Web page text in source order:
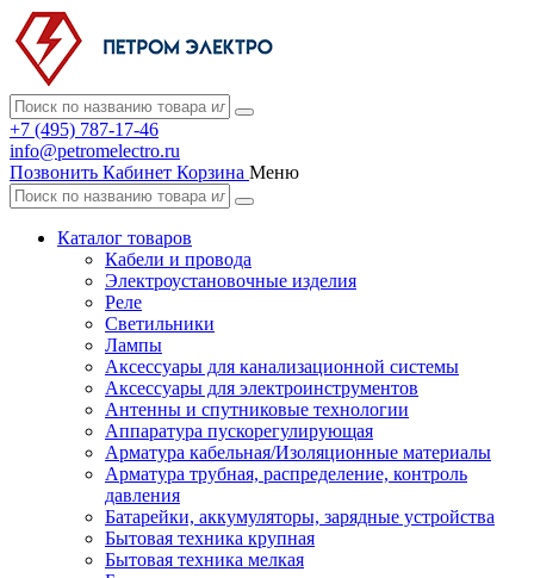
+7 (495) 787-17-46
info@petromelectro.ru
Позвонить Кабинет Корзина Меню
Каталог товаров
Кабели и провода
Электроустановочные изделия
Реле
Светильники
Лампы
Аксессуары для канализационной системы
Аксессуары для электроинструментов
Антенны и спутниковые технологии
Аппаратура пускорегулирующая
Арматура кабельная/Изоляционные материалы
Арматура трубная, распределение, контроль
давления
Батарейки, аккумуляторы, зарядные устройства
Бытовая техника крупная
Бытовая техника мелкая